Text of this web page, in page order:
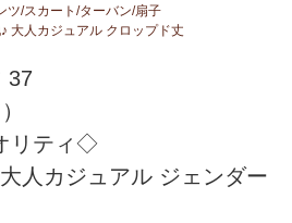
ツ/スカート/ターバン/扇子
大人カジュアル クロップド丈
37
リティ◇
人カジュアル ジェンダー